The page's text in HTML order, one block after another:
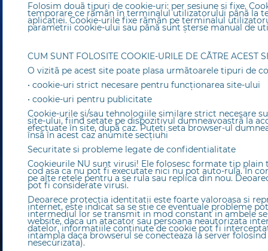
Folosim douã tipuri de cookie-uri: per sesiune și fixe.
temporare ce rãmân în terminalul utilizatorului pânã la
aplicației. Cookie-urile fixe rãmân pe terminalul
parametrii cookie-ului sau pânã sunt șterse manual de
CUM SUNT FOLOSITE COOKIE-URILE DE CÃTRE ACEST
O vizitã pe acest site poate plasa urmãtoarele tipuri de
• cookie-uri strict necesare pentru funcționarea site-ului
• cookie-uri pentru publicitate
Cookie-urile și/sau tehnologiile similare strict necesare
site-ului, fiind setate pe dispozitivul dumneavoastrã la
efectuate în site, dupã caz. Puteți seta browser-ul
însã în acest caz anumite secțiuni
Securitate si probleme legate de confidentialitate
Cookieurile NU sunt virusi! Ele folosesc formate tip
cod asa ca nu pot fi executate nici nu pot auto-rula. In
pe alte retele pentru a se rula sau replica din nou.
pot fi considerate virusi.
Deoarece protectia identitatii este foarte valoroasa si
internet, este indicat sa se stie ce eventuale probleme
intermediul lor se transmit in mod constant in ambele
website, daca un atacator sau persoana neautorizata
datelor, informatiile continute de cookie pot fi
intampla daca browserul se conecteaza la server
nesecurizata).